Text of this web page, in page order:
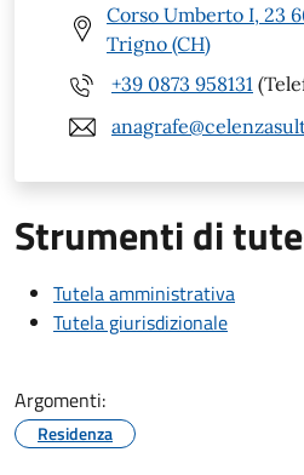
Corso Umberto I, 23
Trigno (CH)
+39 0873 958131
Strumenti di
Tutela amministrativa
Tutela giurisdizionale
Argomenti:
Residenza